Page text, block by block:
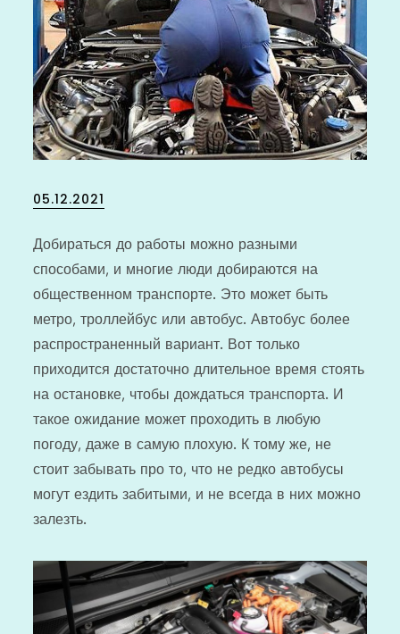
Posted
05.12.2021
Добираться до работы можно разными
способами, и многие люди добираются на
общественном транспорте. Это может быть
метро, троллейбус или автобус. Автобус более
распространенный вариант. Вот только
приходится достаточно длительное время стоять
на остановке, чтобы дождаться транспорта. И
такое ожидание может проходить в любую
погоду, даже в самую плохую. К тому же, не
стоит забывать про то, что не редко автобусы
могут ездить забитыми, и не всегда в них можно
залезть.